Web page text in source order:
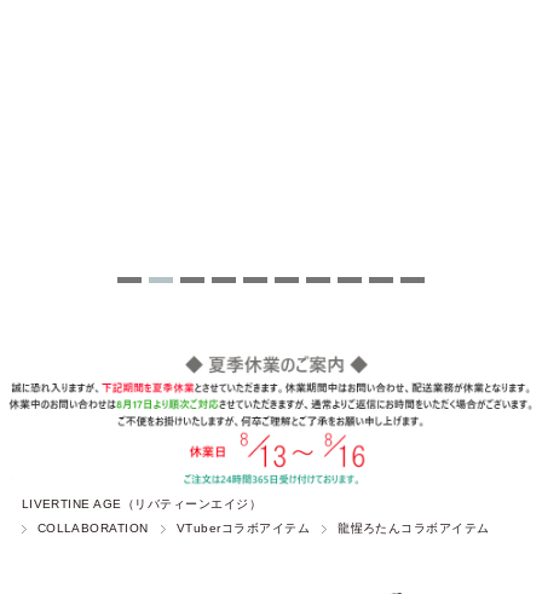
LIVERTINE AGE（リバティーンエイジ）
COLLABORATION
VTuberコラボアイテム 龍惺ろたんコラボアイテム